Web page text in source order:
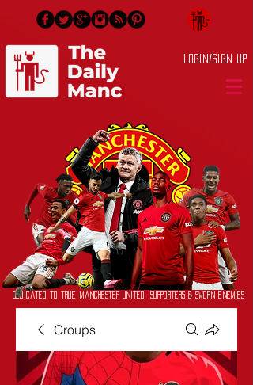
Login/Sign up
Dedicated to True Manchester United Supporters & Sworn Enemies
Groups